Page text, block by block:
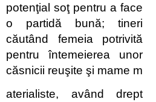
potenţial soţ pentru a face
o partidă bună; tineri
căutând femeia potrivită
pentru întemeierea unor
căsnicii reuşite şi mame m
aterialiste, având drept